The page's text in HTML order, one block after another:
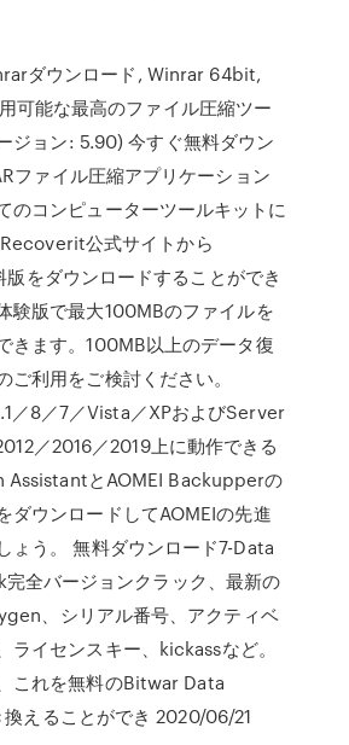
ダウンロード, Winrar 64bit,
可能な最高のファイル圧縮ツー
ジョン: 5.90) 今すぐ無料ダウン
ファイル圧縮アプリケーション
のコンピューターツールキットに
公式サイトから
をダウンロードすることができ
験版で最大100MBのファイルを
きます。100MB以上のデータ復
ご利用をご検討ください。
／8／7／Vista／XPおよびServer
／2016／2019上に動作できる
AssistantとAOMEI Backupperの
ダウンロードしてAOMEIの先進
ょう。 無料ダウンロード7-Data
全バージョンクラック、最新の
、シリアル番号、アクティベ
ライセンスキー、kickassなど。
これを無料のBitwar Data
えることができ 2020/06/21